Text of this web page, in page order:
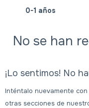
0-1 años
No se han
¡Lo sentimos! No
Inténtalo nuevamente
otras secciones de